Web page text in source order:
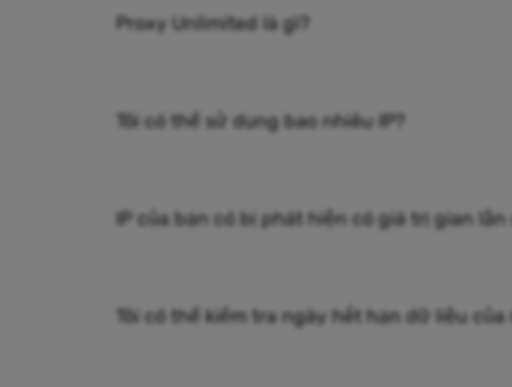
Proxy Unlimited là gì?
Tôi có thể sử dụng bao nhiêu IP?
IP của bạn có bị phát hiện có giá trị gian lận
Tôi có thể kiểm tra ngày hết hạn dữ liệu của